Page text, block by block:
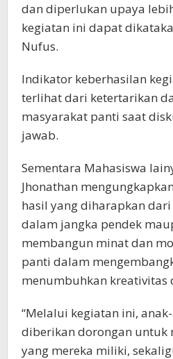
dan diperlukan upaya
kegiatan ini dapat
Nufus.
Indikator keberhasilan
terlihat dari ketertarikan
masyarakat panti saat
jawab.
Sementara Mahasiswa
Jhonathan
hasil yang diharapkan
dalam jangka pendek
membangun minat dan
panti dalam
menumbuhkan kreativitas
“Melalui kegiatan ini,
diberikan dorongan untuk
yang mereka miliki,